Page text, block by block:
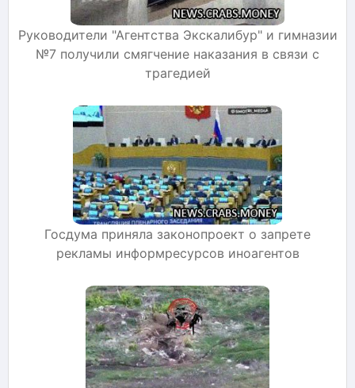
Руководители "Агентства Экскалибур" и гимназии
№7 получили смягчение наказания в связи с
трагедией
Госдума приняла законопроект о запрете
рекламы информресурсов иноагентов